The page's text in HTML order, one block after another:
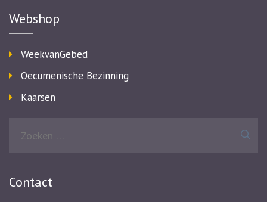
Webshop
WeekvanGebed
Oecumenische Bezinning
Kaarsen
Contact